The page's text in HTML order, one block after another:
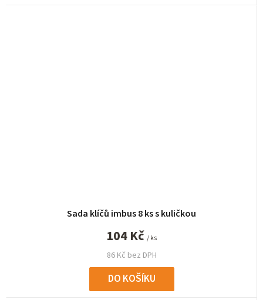
Sada klíčů imbus 8 ks s kuličkou
86 Kč bez DPH
104 Kč / ks
DO KOŠÍKU